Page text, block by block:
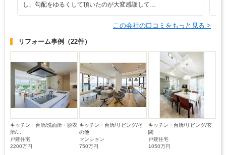
し、勾配をゆるくして頂いたのが大変感謝して…
この会社の口コミをもっと見る >
リフォーム事例 （22件）
キッチン・台所/洗面所・脱衣
所/...
戸建住宅
2200万円
キッチン・台所/リビング/そ
の他
マンション
750万円
キッチン・台所/リビング/玄
関
戸建住宅
1050万円